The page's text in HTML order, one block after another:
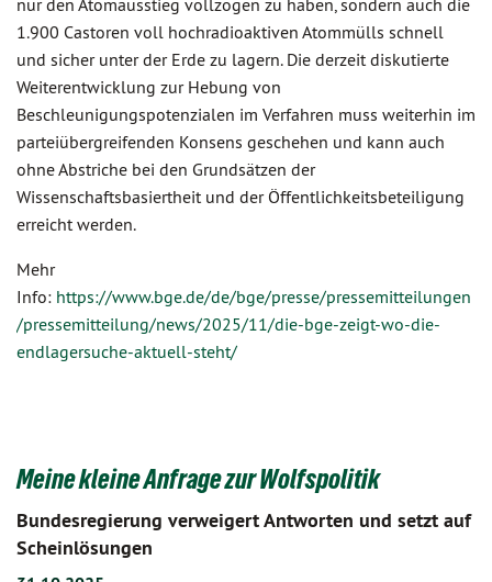
nur den Atomausstieg vollzogen zu haben, sondern auch die
1.900 Castoren voll hochradioaktiven Atommülls schnell
und sicher unter der Erde zu lagern. Die derzeit diskutierte
Weiterentwicklung zur Hebung von
Beschleunigungspotenzialen im Verfahren muss weiterhin im
parteiübergreifenden Konsens geschehen und kann auch
ohne Abstriche bei den Grundsätzen der
Wissenschaftsbasiertheit und der Öffentlichkeitsbeteiligung
erreicht werden.
Mehr
Info: https://www.bge.de/de/bge/presse/pressemitteilungen
/pressemitteilung/news/2025/11/die-bge-zeigt-wo-die-
endlagersuche-aktuell-steht/
Meine kleine Anfrage zur Wolfspolitik
Bundesregierung verweigert Antworten und setzt auf
Scheinlösungen